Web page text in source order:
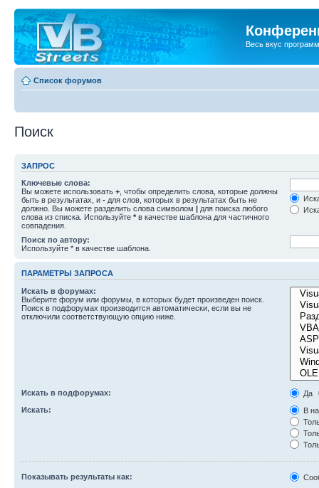
Весь вкус
Список форумов
Поиск
ЗАПРОС
Ключевые слова:
Вы можете использовать + , чтобы определить слова, которые должны
быть в результатах, и - для слов, которых в результатах быть не
должно. Вы можете разделить слова символом | для поиска любого
слова из списка. Используйте * в качестве шаблона для частичного
совпадения.
Поиск по автору:
Используйте * в качестве шаблона.
ПАРАМЕТРЫ ЗАПРОСА
Искать в форумах:
Выберите форум или форумы, в которых будет произведен поиск.
Поиск в подфорумах производится автоматически, если вы не
отключили соответствующую опцию ниже.
Искать в подфорумах:
Да
Искать:
В
Показывать результаты как: